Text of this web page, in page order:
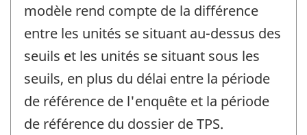
modèle rend compte de la différence
entre les unités se situant au-dessus des
seuils et les unités se situant sous les
seuils, en plus du délai entre la période
de référence de l'enquête et la période
de référence du dossier de TPS.